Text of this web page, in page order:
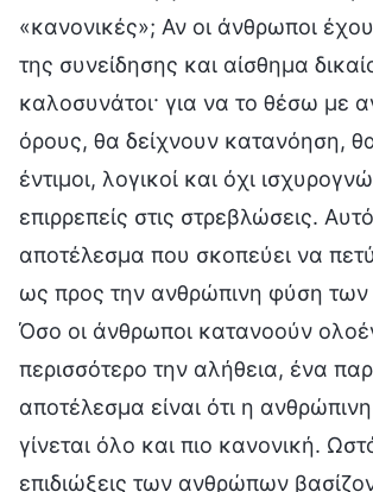
«κανονικές»; Αν οι άνθρωποι
της συνείδησης και αίσθημα
καλοσυνάτοι· για να το θέσω με
όρους, θα δείχνουν κατανόηση,
έντιμοι, λογικοί και όχι
επιρρεπείς στις στρεβλώσεις.
αποτέλεσμα που σκοπεύει να
ως προς την ανθρώπινη φύση
Όσο οι άνθρωποι κατανοούν
περισσότερο την αλήθεια, ένα
αποτέλεσμα είναι ότι η
γίνεται όλο και πιο κανονική.
επιδιώξεις των ανθρώπων